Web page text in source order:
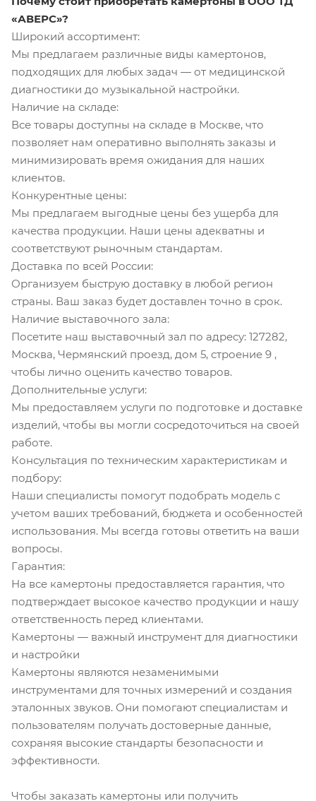
«АВЕРС»?
Широкий ассортимент:
Мы предлагаем различные виды камертонов,
подходящих для любых задач — от медицинской
диагностики до музыкальной настройки.
Наличие на складе:
Все товары доступны на складе в Москве, что
позволяет нам оперативно выполнять заказы и
минимизировать время ожидания для наших
клиентов.
Конкурентные цены:
Мы предлагаем выгодные цены без ущерба для
качества продукции. Наши цены адекватны и
соответствуют рыночным стандартам.
Доставка по всей России:
Организуем быструю доставку в любой регион
страны. Ваш заказ будет доставлен точно в срок.
Наличие выставочного зала:
Посетите наш выставочный зал по адресу: 127282,
Москва, Чермянский проезд, дом 5, строение 9 ,
чтобы лично оценить качество товаров.
Дополнительные услуги:
Мы предоставляем услуги по подготовке и доставке
изделий, чтобы вы могли сосредоточиться на своей
работе.
Консультация по техническим характеристикам и
подбору:
Наши специалисты помогут подобрать модель с
учетом ваших требований, бюджета и особенностей
использования. Мы всегда готовы ответить на ваши
вопросы.
Гарантия:
На все камертоны предоставляется гарантия, что
подтверждает высокое качество продукции и нашу
ответственность перед клиентами.
Камертоны — важный инструмент для диагностики
и настройки
Камертоны являются незаменимыми
инструментами для точных измерений и создания
эталонных звуков. Они помогают специалистам и
пользователям получать достоверные данные,
сохраняя высокие стандарты безопасности и
эффективности.
Чтобы заказать камертоны или получить